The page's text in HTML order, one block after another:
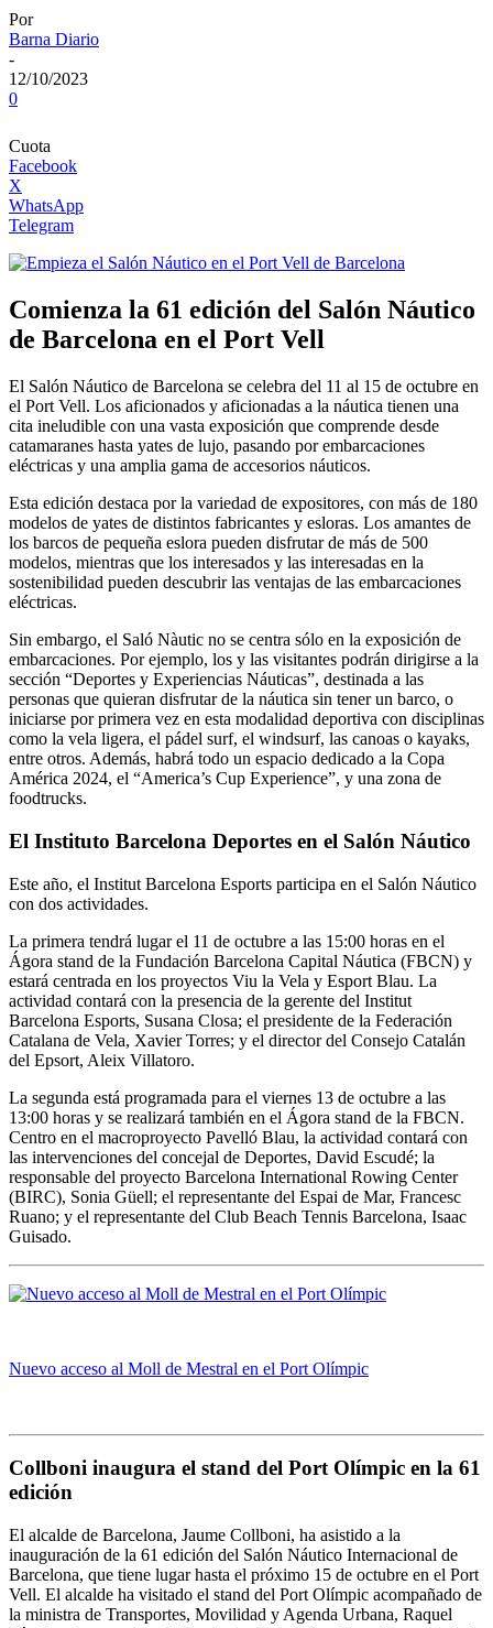
Por
Barna Diario
-
12/10/2023
0
Cuota
Facebook
X
WhatsApp
Telegram
Comienza la 61 edición del Salón Náutico
de Barcelona en el Port Vell
El Salón Náutico de Barcelona se celebra del 11 al 15 de octubre en
el Port Vell. Los aficionados y aficionadas a la náutica tienen una
cita ineludible con una vasta exposición que comprende desde
catamaranes hasta yates de lujo, pasando por embarcaciones
eléctricas y una amplia gama de accesorios náuticos.
Esta edición destaca por la variedad de expositores, con más de 180
modelos de yates de distintos fabricantes y esloras. Los amantes de
los barcos de pequeña eslora pueden disfrutar de más de 500
modelos, mientras que los interesados ​​y las interesadas en la
sostenibilidad pueden descubrir las ventajas de las embarcaciones
eléctricas.
Sin embargo, el Saló Nàutic no se centra sólo en la exposición de
embarcaciones. Por ejemplo, los y las visitantes podrán dirigirse a la
sección “Deportes y Experiencias Náuticas”, destinada a las
personas que quieran disfrutar de la náutica sin tener un barco, o
iniciarse por primera vez en esta modalidad deportiva con disciplinas
como la vela ligera, el pádel surf, el windsurf, las canoas o kayaks,
entre otros. Además, habrá todo un espacio dedicado a la Copa
América 2024, el “America’s Cup Experience”, y una zona de
foodtrucks.
El Instituto Barcelona Deportes en el Salón Náutico
Este año, el Institut Barcelona Esports participa en el Salón Náutico
con dos actividades.
La primera tendrá lugar el 11 de octubre a las 15:00 horas en el
Ágora stand de la Fundación Barcelona Capital Náutica (FBCN) y
estará centrada en los proyectos Viu la Vela y Esport Blau. La
actividad contará con la presencia de la gerente del Institut
Barcelona Esports, Susana Closa; el presidente de la Federación
Catalana de Vela, Xavier Torres; y el director del Consejo Catalán
del Epsort, Aleix Villatoro.
La segunda está programada para el viernes 13 de octubre a las
13:00 horas y se realizará también en el Ágora stand de la FBCN.
Centro en el macroproyecto Pavelló Blau, la actividad contará con
las intervenciones del concejal de Deportes, David Escudé; la
responsable del proyecto Barcelona International Rowing Center
(BIRC), Sonia Güell; el representante del Espai de Mar, Francesc
Ruano; y el representante del Club Beach Tennis Barcelona, ​​Isaac
Guisado.
Nuevo acceso al Moll de Mestral en el Port Olímpic
Collboni inaugura el stand del Port Olímpic en la 61
edición
El alcalde de Barcelona, ​​Jaume Collboni, ha asistido a la
inauguración de la 61 edición del Salón Náutico Internacional de
Barcelona, ​​que tiene lugar hasta el próximo 15 de octubre en el Port
Vell. El alcalde ha visitado el stand del Port Olímpic acompañado de
la ministra de Transportes, Movilidad y Agenda Urbana, Raquel